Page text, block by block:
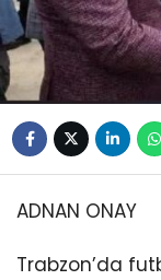
ADNAN ONAY
Trabzon’da